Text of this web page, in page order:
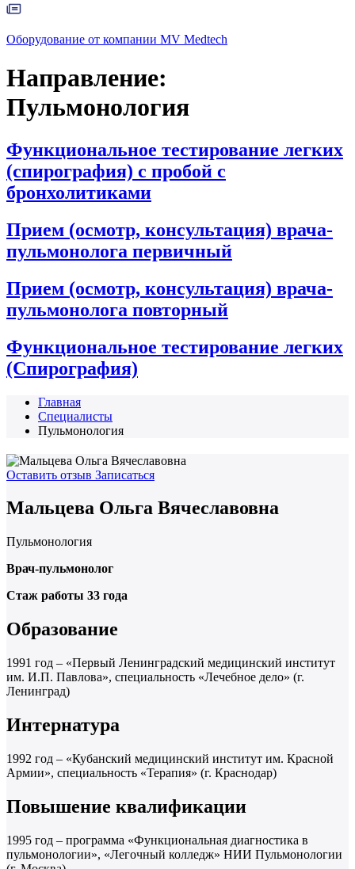
Оборудование от компании MV Medtech
Направление:
Пульмонология
Функциональное тестирование легких
(спирография) с пробой с
бронхолитиками
Прием (осмотр, консультация) врача-
пульмонолога первичный
Прием (осмотр, консультация) врача-
пульмонолога повторный
Функциональное тестирование легких
(Спирография)
Главная
Специалисты
Пульмонология
Оставить отзыв Записаться
Мальцева Ольга Вячеславовна
Пульмонология
Врач-пульмонолог
Стаж работы 33 года
Образование
1991 год – «Первый Ленинградский медицинский институт
им. И.П. Павлова», специальность «Лечебное дело» (г.
Ленинград)
Интернатура
1992 год – «Кубанский медицинский институт им. Красной
Армии», специальность «Терапия» (г. Краснодар)
Повышение квалификации
1995 год – программа «Функциональная диагностика в
пульмонологии», «Легочный колледж» НИИ Пульмонологии